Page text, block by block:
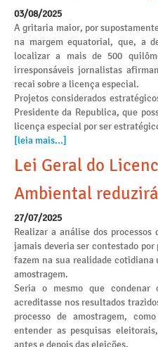
03/08/2025
A gritaria maior, por
na margem equatorial, que, a
localizar a mais de 500
irresponsáveis jornalistas
recai sobre a licença especial.
Projetos considerados
Presidente da Republica, que
licença especial por ser
[leia mais...]
Lei Geral do
Ambiental
27/07/2025
Realizar a análise dos
jamais deveria ser contestado
fazem na sua realidade cotidiana
amostragem.
Seria o mesmo que
acreditasse nos resultados
processo de amostragem,
entender as pesquisas
antes e depois das eleições.